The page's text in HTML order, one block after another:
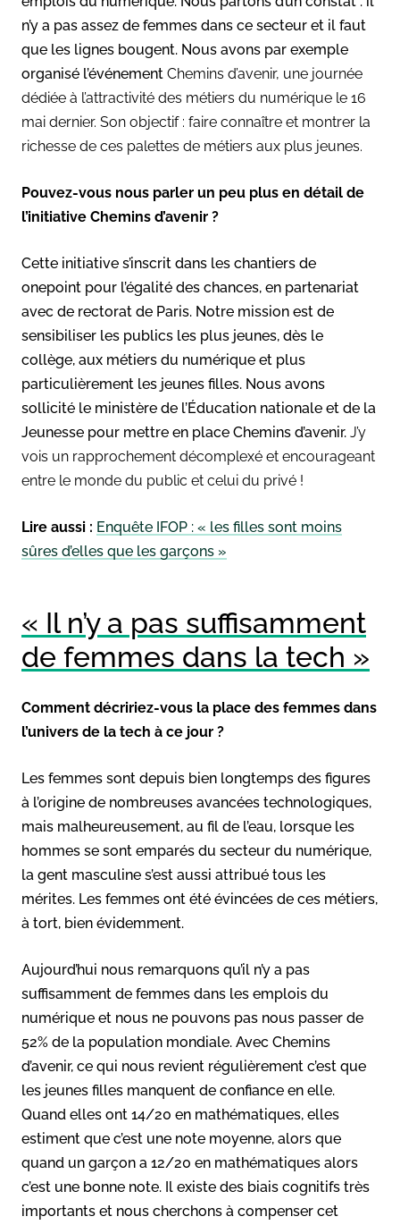
n’y a pas assez de femmes dans ce secteur et il faut
que les lignes bougent. Nous avons par exemple
organisé l’événement Chemins d’avenir, une journée
dédiée à l’attractivité des métiers du numérique le 16
mai dernier. Son objectif : faire connaître et montrer la
richesse de ces palettes de métiers aux plus jeunes.
Pouvez-vous nous parler un peu plus en détail de
l’initiative Chemins d’avenir ?
Cette initiative s’inscrit dans les chantiers de
onepoint pour l’égalité des chances, en partenariat
avec de rectorat de Paris. Notre mission est de
sensibiliser les publics les plus jeunes, dès le
collège, aux métiers du numérique et plus
particulièrement les jeunes filles. Nous avons
sollicité le ministère de l’Éducation nationale et de la
Jeunesse pour mettre en place Chemins d’avenir. J’y
vois un rapprochement décomplexé et encourageant
entre le monde du public et celui du privé !
Lire aussi : Enquête IFOP : « les filles sont moins
sûres d’elles que les garçons »
« Il n’y a pas suffisamment
de femmes dans la tech »
Comment décririez-vous la place des femmes dans
l’univers de la tech à ce jour ?
Les femmes sont depuis bien longtemps des figures
à l’origine de nombreuses avancées technologiques,
mais malheureusement, au fil de l’eau, lorsque les
hommes se sont emparés du secteur du numérique,
la gent masculine s’est aussi attribué tous les
mérites. Les femmes ont été évincées de ces métiers,
à tort, bien évidemment.
Aujourd’hui nous remarquons qu’il n’y a pas
suffisamment de femmes dans les emplois du
numérique et nous ne pouvons pas nous passer de
52% de la population mondiale. Avec Chemins
d’avenir, ce qui nous revient régulièrement c’est que
les jeunes filles manquent de confiance en elle.
Quand elles ont 14/20 en mathématiques, elles
estiment que c’est une note moyenne, alors que
quand un garçon a 12/20 en mathématiques alors
c’est une bonne note. Il existe des biais cognitifs très
importants et nous cherchons à compenser cet